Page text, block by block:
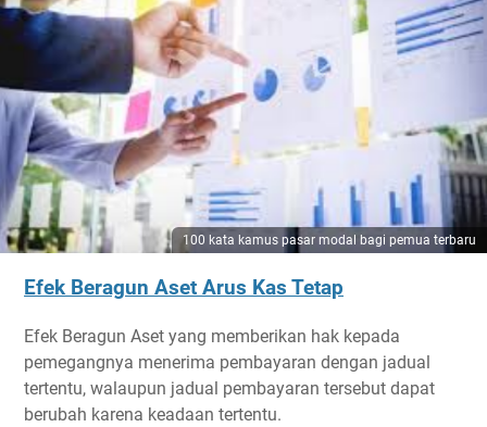
100 kata kamus pasar modal bagi pemua terbaru
Efek Beragun Aset Arus Kas Tetap
Efek Beragun Aset yang memberikan hak kepada
pemegangnya menerima pembayaran dengan jadual
tertentu, walaupun jadual pembayaran tersebut dapat
berubah karena keadaan tertentu.